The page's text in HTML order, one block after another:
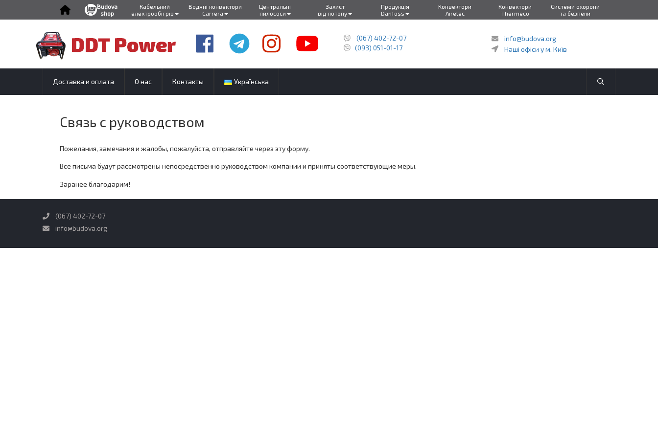
Перейти
содержимому
(067) 402-72-07
(093) 051-01-17
info@budova.org
Наші офіси у м. Київ
Доставка и оплата О нас Контакты Українська
Связь с руководством
Пожелания, замечания и жалобы, пожалуйста, отправляйте через эту форму.
Все письма будут рассмотрены непосредственно руководством компании и приняты соответствующие меры.
Заранее благодарим!
(067) 402-72-07
info@budova.org
Budova
shop
Кабельний
електрообігрів
Водяні конвектори
Carrera
Центральні
пилососи
Захист
від потопу
Продукція
Danfoss
Конвектори
Airelec
Конвектори
Thermeco
Системи охорони
та безпеки